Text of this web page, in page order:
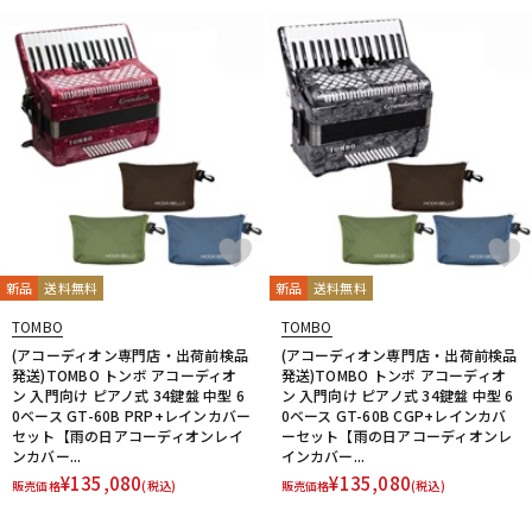
ドラム パーカッション
キーボード 電子ピアノ
管楽器 その他楽器
アンプ エフェクター
DJ機器 DTM
新品 送料無料
TOMBO
(アコーディオン専門店・出荷前検品
発送)TOMBO トンボ アコーディオ
ン 入門向け ピアノ式 34鍵盤 中型 6
0ベース GT-60B PRP+レインカバー
セット【雨の日アコーディオンレイ
ンカバー...
販売価格¥135,080(税込)
新品 送料無料
TOMBO
(アコーディオン専門店・出荷前検品
発送)TOMBO トンボ アコーディオ
ン 入門向け ピアノ式 34鍵盤 中型 6
0ベース GT-60B CGP+レインカバ
ーセット【雨の日アコーディオンレ
インカバー...
販売価格¥135,080(税込)